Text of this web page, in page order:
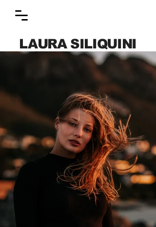
LAURA SILIQUINI